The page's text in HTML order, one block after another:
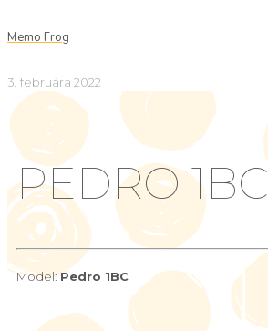
Memo Frog
3. februára 2022
PEDRO 1BC
Model:Pedro 1BC